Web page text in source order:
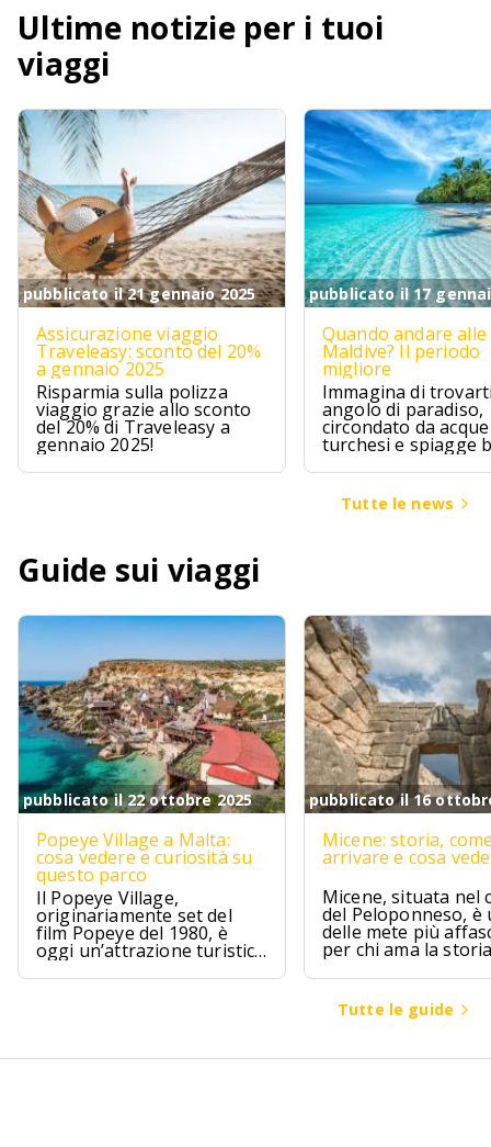
Ultime notizie per i tuoi
viaggi
pubblicato il 21 gennaio 2025
Assicurazione viaggio
Traveleasy: sconto del 20%
a gennaio 2025
Risparmia sulla polizza
viaggio grazie allo sconto
del 20% di Traveleasy a
gennaio 2025!
pubblicato il 17
Quando andare alle
Maldive? Il periodo
migliore
Immagina di
angolo di paradiso,
circondato da acque
turchesi e spiagge
Le Maldive sono
questo, un sogno
avvera per chi
un pizzico di
Tutte le news
Guide sui viaggi
pubblicato il 22 ottobre 2025
Popeye Village a Malta:
cosa vedere e curiosità su
questo parco
Il Popeye Village,
originariamente set del
film Popeye del 1980, è
oggi un’attrazione turistica
ad Anchor Bay, Malta.
pubblicato il 16
Micene: storia,
arrivare e cosa
Micene, situata nel
del Peloponneso, è
delle mete più
per chi ama la
l’archeologia.
Tutte le guide